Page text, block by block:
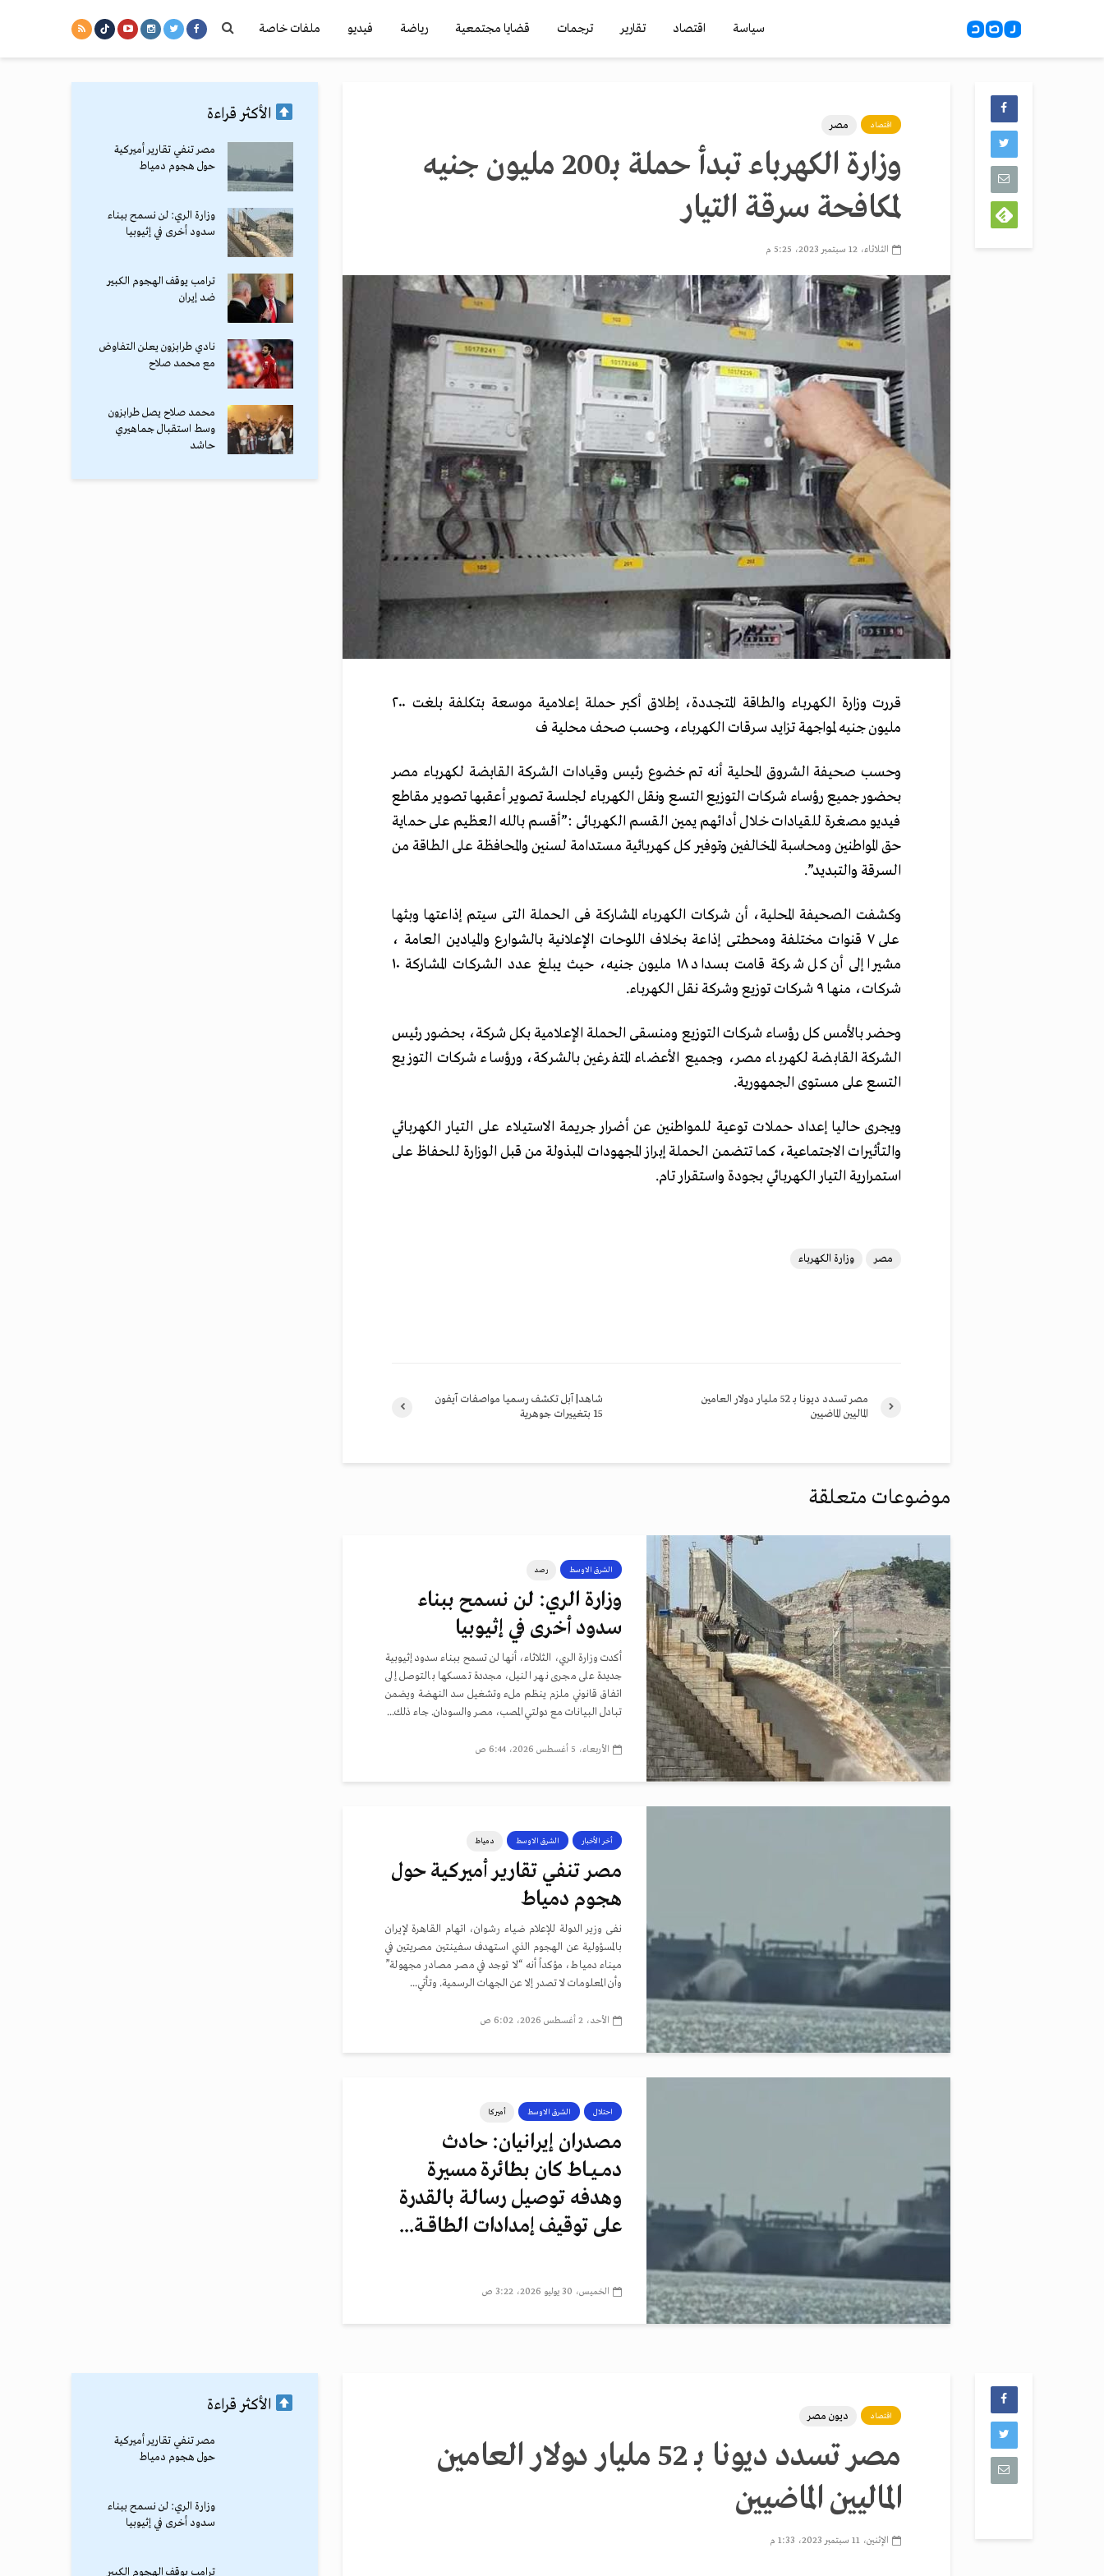
سياسة اقتصاد تقارير ترجمات قضايا مجتمعية رياضة فيديو ملفات خاصة
اقتصاد مصر
وزارة الكهرباء تبدأ حملة بـ200 مليون جنيه
لمكافحة سرقة التيار
الثلاثاء، 12 سبتمبر 2023، 5:25 م
قررت وزارة الكهرباء والطاقة المتجددة، إطلاق أكبر حملة إعلامية موسعة بتكلفة بلغت ٢٠٠
مليون جنيه لمواجهة تزايد سرقات الكهرباء، وحسب صحف محلية ف
وحسب صحيفة الشروق المحلية أنه تم خضوع رئيس وقيادات الشركة القابضة لكهرباء مصر
بحضور جميع رؤساء شركات التوزيع التسع ونقل الكهرباء لجلسة تصوير أعقبها تصوير مقاطع
فيديو مصغرة للقيادات خلال أدائهم يمين القسم الكهربائى :”أقسم بالله العظيم على حماية
حق المواطنين ومحاسبة المخالفين وتوفير كل كهربائية مستدامة لسنين والمحافظة على الطاقة من
السرقة والتبديد”.
وكشفت الصحيفة المحلية، أن شركات الكهرباء المشاركة فى الحملة التى سيتم إذاعتها وبثها
على ٧ قنوات مختلفة ومحطتى إذاعة بخلاف اللوحات الإعلانية بالشوارع والميادين العامة ،
مشيرا إلى أن كل شركة قامت بسداد ١٨ مليون جنيه، حيث يبلغ عدد الشركات المشاركة ١٠
شركات، منها ٩ شركات توزيع وشركة نقل الكهرباء.
وحضر بالأمس كل رؤساء شركات التوزيع ومنسقى الحملة الإعلامية بكل شركة، بحضور رئيس
الشركة القابضة لكهرباء مصر، وجميع الأعضاء المتفرغين بالشركة، ورؤساء شركات التوزيع
التسع على مستوى الجمهورية.
ويجرى حاليا إعداد حملات توعية للمواطنين عن أضرار جريمة الاستيلاء على التيار الكهربائي
والتأثيرات الاجتماعية، كما تتضمن الحملة إبراز المجهودات المبذولة من قبل الوزارة للحفاظ على
استمرارية التيار الكهربائي بجودة واستقرار تام.
مصر وزارة الكهرباء
شاهد| آبل تكشف رسميا مواصفات آيفون
15 بتغييرات جوهرية
مصر تسدد ديونا بـ 52 مليار دولار العامين
الماليين الماضيين
موضوعات متعلقة
الشرق الاوسط رصد
وزارة الري: لن نسمح ببناء
سدود أخرى في إثيوبيا
أكدت وزارة الري، الثلاثاء، أنها لن تسمح ببناء سدود إثيوبية
جديدة على مجرى نهر النيل، مجددة تمسكها بالتوصل إلى
اتفاق قانوني ملزم ينظم ملء وتشغيل سد النهضة ويضمن
تبادل البيانات مع دولتي المصب، مصر والسودان. جاء ذلك...
الأربعاء، 5 أغسطس 2026، 6:44 ص
أخر الأخبار الشرق الاوسط دمياط
مصر تنفي تقارير أميركية حول
هجوم دمياط
نفى وزير الدولة للإعلام ضياء رشوان، اتهام القاهرة لإيران
بالمسؤولية عن الهجوم الذي استهدف سفينتين مصريتين في
ميناء دمياط، مؤكداً أنه “لا توجد في مصر مصادر مجهولة”
وأن المعلومات لا تصدر إلا عن الجهات الرسمية. وتأتي...
الأحد، 2 أغسطس 2026، 6:02 ص
احتلال الشرق الاوسط أميركا
مصدران إيرانيان: حادث
دمــيــاط كان بطائرة مسيرة
وهدفه توصيل رسالـة بالقدرة
على توقيف إمدادات الطاقــة...
الخميس، 30 يوليو 2026، 3:22 ص
الأكثر قراءة
مصر تنفي تقارير أميركية
حول هجوم دمياط
وزارة الري: لن نسمح ببناء
سدود أخرى في إثيوبيا
ترامب يوقف الهجوم الكبير
ضد إيران
نادي طرابزون يعلن التفاوض
مع محمد صلاح
محمد صلاح يصل طرابزون
وسط استقبال جماهيري
حاشد
اقتصاد ديون مصر
مصر تسدد ديونا بـ 52 مليار دولار العامين
الماليين الماضيين
الإثنين، 11 سبتمبر 2023، 1:33 م
الأكثر قراءة
مصر تنفي تقارير أميركية
حول هجوم دمياط
وزارة الري: لن نسمح ببناء
سدود أخرى في إثيوبيا
ترامب يوقف الهجوم الكبير